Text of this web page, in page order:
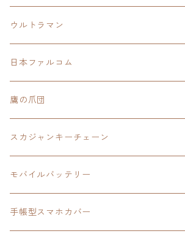
ウルトラマン
モバイルバッテリー
スカジャンキーチェーン
スカジャン
シャツ
日本ファルコム
イースⅧ
モバイルバッテリー
手帳型スマホカバー
東亰ザナドゥ
閃の軌跡Ⅲ
モバイルバッテリー
閃の軌跡Ⅳ
鷹の爪団
モバイルバッテリー
手帳型スマホカバー
スカジャンキーチェーン
ウルトラマンシリーズ
日本ファルコム
モバイルバッテリー
ウルトラマン
手帳型スマホカバー